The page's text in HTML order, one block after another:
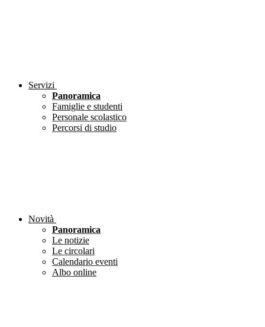
Servizi
Panoramica
Famiglie e studenti
Personale scolastico
Percorsi di studio
Novità
Panoramica
Le notizie
Le circolari
Calendario eventi
Albo online